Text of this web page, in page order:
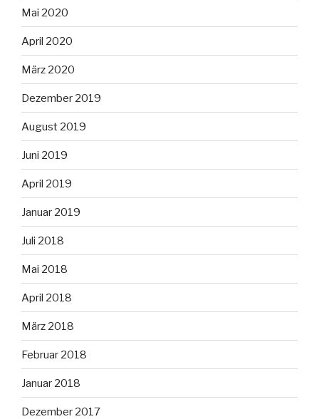
Mai 2020
April 2020
März 2020
Dezember 2019
August 2019
Juni 2019
April 2019
Januar 2019
Juli 2018
Mai 2018
April 2018
März 2018
Februar 2018
Januar 2018
Dezember 2017